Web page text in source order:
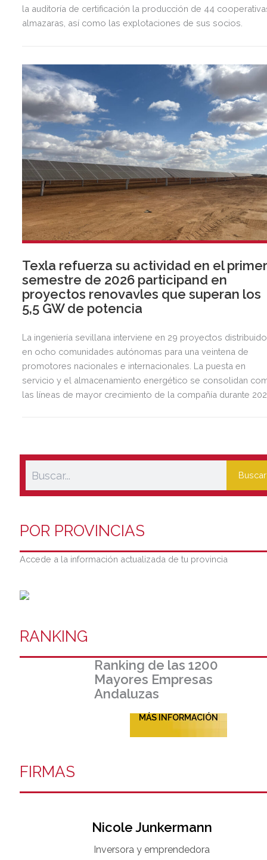
la auditoría de certificación la producción de 44
almazaras, así como las explotaciones de sus socios.
Texla refuerza su actividad en el
semestre de 2026 participand en
proyectos renovavles que superan los
5,5 GW de potencia
La ingeniería sevillana interviene en 29 proyectos
en ocho comunidades autónomas para una veintena de
promotores nacionales e internacionales. La puesta en
servicio y el almacenamiento energético se consolidan
las líneas de mayor crecimiento de la compañía durante
Buscar
POR PROVINCIAS
Accede a la información actualizada de tu provincia
RANKING
Ranking de las 1200
Mayores Empresas
Andaluzas
MÁS INFORMACIÓN
FIRMAS
Nicole Junkermann​
Inversora y emprendedora